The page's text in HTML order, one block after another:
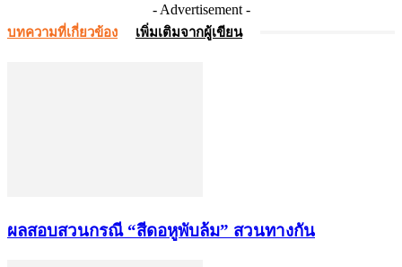
- Advertisement -
บทความที่เกี่ยวข้อง เพิ่มเติมจากผู้เขียน
ผลสอบสวนกรณี “สีดอหูพับล้ม” สวนทางกัน